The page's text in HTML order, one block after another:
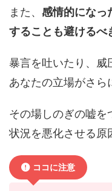
また、 感情的になっ
することも避けるべ
暴言を吐いたり、威
あなたの立場がさら
その場しのぎの嘘を
状況を悪化させる原
ココに注意